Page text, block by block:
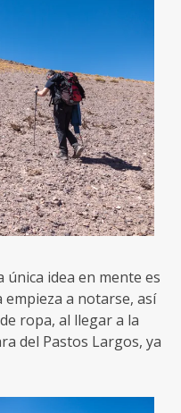
única idea en mente es
empieza a notarse, así
ropa, al llegar a la
del Pastos Largos, ya